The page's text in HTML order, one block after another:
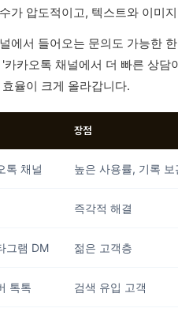
가 압도적이고, 텍스트와 이미
에서 들어오는 문의도 가능한
카카오톡 채널에서 더 빠른 상
율이 크게 올라갑니다.
장점
톡 채널 높은 사용률, 기록 보
즉각적 해결
그램 DM 젊은 고객층
톡톡 검색 유입 고객